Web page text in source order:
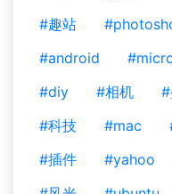
#趣站
#android
#diy
#相机
#科技
#mac
#插件
#yahoo